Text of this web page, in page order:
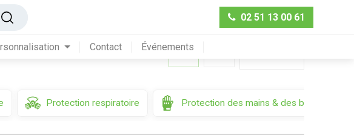
02 51 13 00 61
Contact Événements
Protection respiratoire Protection des mains & des bras